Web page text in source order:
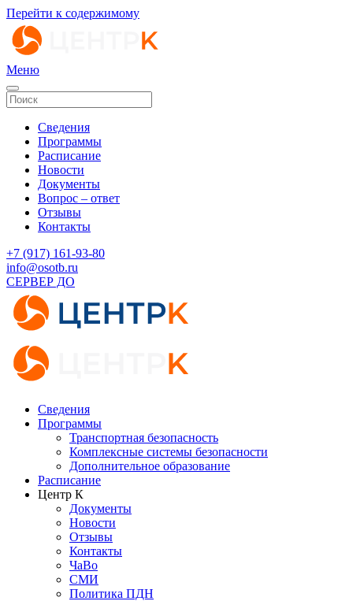
Перейти к содержимому
Меню
Сведения
Программы
Расписание
Новости
Документы
Вопрос – ответ
Отзывы
Контакты
‭+7 (917) 161-93-80‬
info@osotb.ru
СЕРВЕР ДО
Сведения
Программы
Транспортная безопасность
Комплексные системы безопасности
Дополнительное образование
Расписание
Центр К
Документы
Новости
Отзывы
Контакты
ЧаВо
СМИ
Политика ПДН